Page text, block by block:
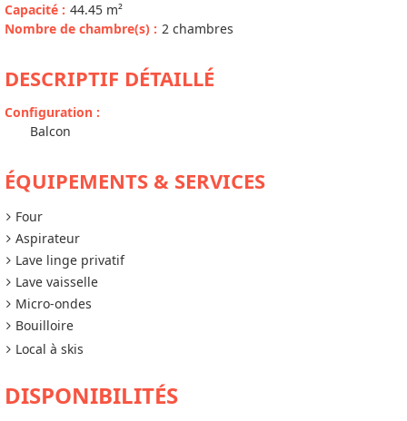
Capacité : 44.45 m²
Nombre de chambre(s) : 2 chambres
DESCRIPTIF DÉTAILLÉ
Configuration :
Balcon
ÉQUIPEMENTS & SERVICES
Four
Aspirateur
Lave linge privatif
Lave vaisselle
Micro-ondes
Bouilloire
Local à skis
DISPONIBILITÉS